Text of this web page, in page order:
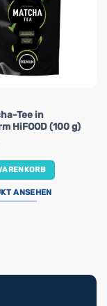
Tee in
HiFOOD (100 g)
ANSEHEN